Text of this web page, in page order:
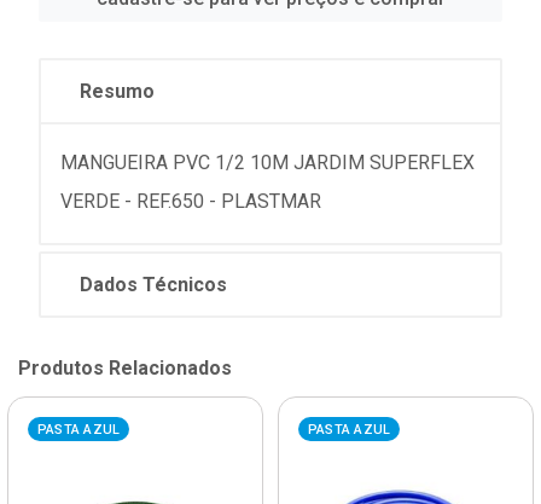
Resumo
MANGUEIRA PVC 1/2 10M JARDIM SUPERFLEX
VERDE - REF.650 - PLASTMAR
Dados Técnicos
Produtos Relacionados
PASTA AZUL PASTA AZUL